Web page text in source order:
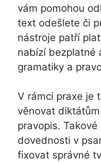
vám pomohou
text odešlete či
nástroje patří
nabízí bezplatné
gramatiky a
V rámci praxe je
věnovat
pravopis.
dovednosti v
fixovat správné